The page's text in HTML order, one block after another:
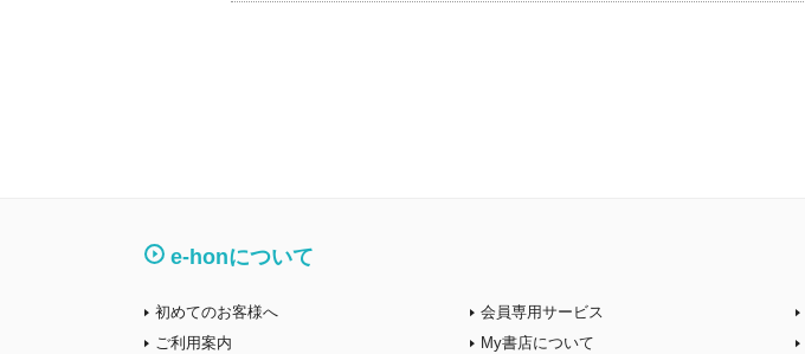
e-honについて
初めてのお客様へ
ご利用案内
会員専用サービス
My書店について